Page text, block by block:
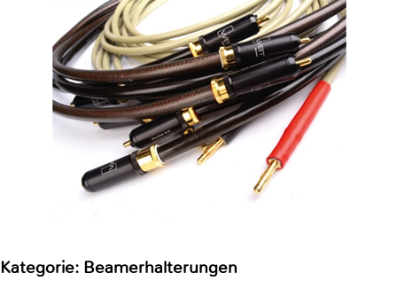
Kategorie: Beamerhalterungen